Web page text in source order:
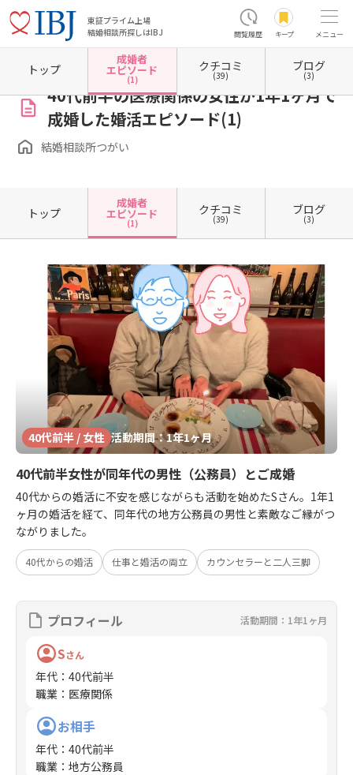
東証プライム上場
結婚相談所探しはIBJ
閲覧履歴 キープ メニュー
ホーム 沖縄県の結婚相談所 沖縄県那覇市 結婚相談所つがい 成婚者エピソード一覧
40代前半の医療関係の女性が1年1ヶ月で
成婚した婚活エピソード(1)
結婚相談所つがい
トップ
成婚者
エピソード
(1)
クチコミ
(39)
ブログ
(3)
トップ
成婚者
エピソード
(1)
クチコミ
(39)
ブログ
(3)
40代前半 / 女性 活動期間：1年1ヶ月
40代前半女性が同年代の男性（公務員）とご成婚
40代からの婚活に不安を感じながらも活動を始めたSさん。1年1
ヶ月の婚活を経て、同年代の地方公務員の男性と素敵なご縁がつ
ながりました。
40代からの婚活 仕事と婚活の両立 カウンセラーと二人三脚
プロフィール 活動期間：1年1ヶ月
Sさん
年代 ： 40代前半
職業 ： 医療関係
お相手
年代 ： 40代前半
職業 ： 地方公務員